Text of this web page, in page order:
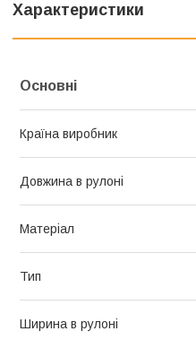
Характеристики
Основні
Країна виробник
Довжина в рулоні
Матеріал
Тип
Ширина в рулоні